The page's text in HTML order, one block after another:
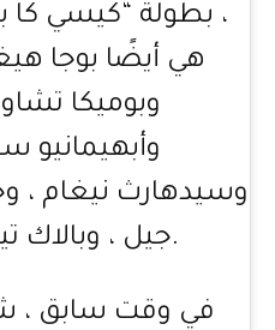
، بطولة “كيسي
هي أيضًا بوجا
وبوميكا
وأبهيمانيو
وسيدهارث نيغام ،
جيل ، وبالاك تيوارى ، وفينالي بهاتي.
في وقت سابق ،